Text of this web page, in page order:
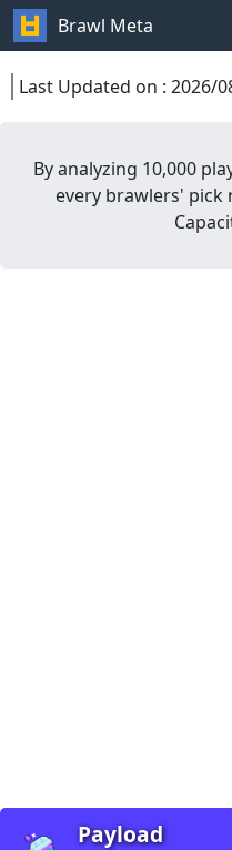
Brawl Meta
Last Updated on : 2026/
By analyzing 10,000
every brawlers' pick
Payload